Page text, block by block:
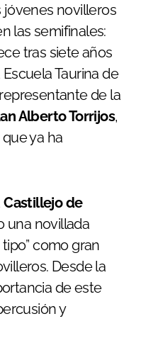
jóvenes novilleros
las semifinales:
tras siete años
Taurina de
de la
Alberto Torrijos,
ya ha
Castillejo de
una novillada
como gran
Desde la
de este
y